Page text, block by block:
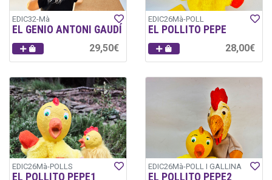
EDIC32-Mà
EL GENIO ANTONI GAUDÍ
29,50€
EDIC26Mà-POLL
EL POLLITO PEPE
28,00€
EDIC26Mà-POLLS
EL POLLITO PEPE1
EDIC26Mà-POLL I GALLINA
EL POLLITO PEPE2